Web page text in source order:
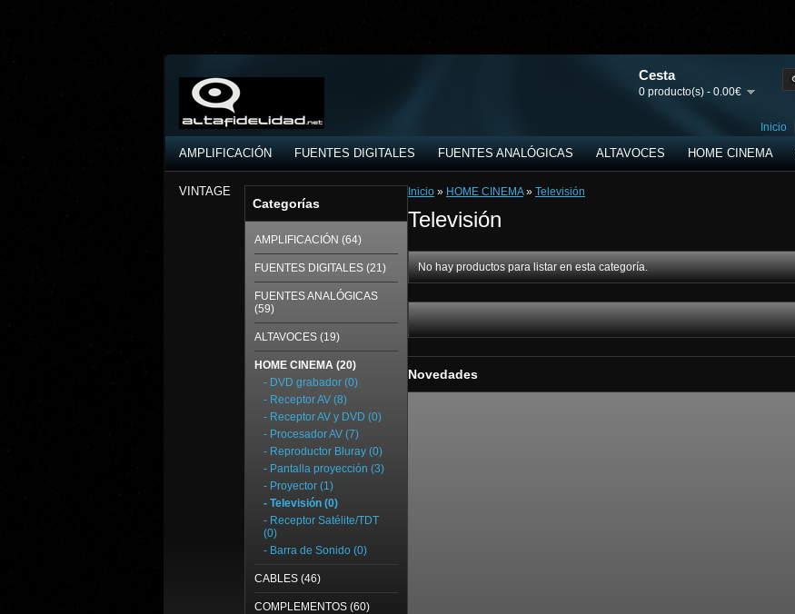
Cesta
0 producto(s) - 0.00€
Inicio
AMPLIFICACIÓN FUENTES DIGITALES FUENTES ANALÓGICAS ALTAVOCES HOME CINEMA
VINTAGE
Categorías
AMPLIFICACIÓN (64)
FUENTES DIGITALES (21)
FUENTES ANALÓGICAS
(59)
ALTAVOCES (19)
HOME CINEMA (20)
- DVD grabador (0)
- Receptor AV (8)
- Receptor AV y DVD (0)
- Procesador AV (7)
- Reproductor Bluray (0)
- Pantalla proyección (3)
- Proyector (1)
- Televisión (0)
- Receptor Satélite/TDT
(0)
- Barra de Sonido (0)
CABLES (46)
COMPLEMENTOS (60)
Inicio » HOME CINEMA» Televisión
Televisión
No hay productos para listar en esta categoría.
Novedades